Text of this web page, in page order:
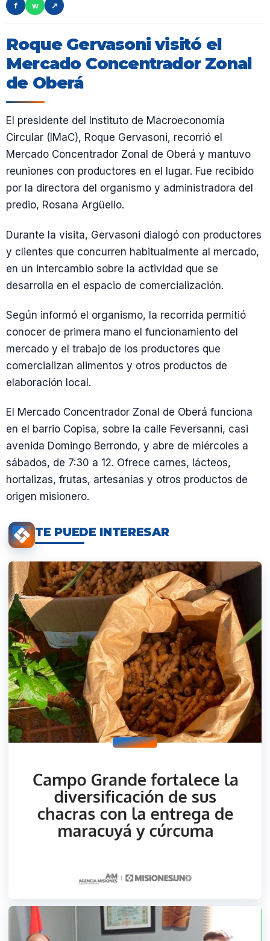
f
w ↗
Roque Gervasoni visitó el
Mercado Concentrador Zonal
de Oberá
El presidente del Instituto de Macroeconomía
Circular (IMaC), Roque Gervasoni, recorrió el
Mercado Concentrador Zonal de Oberá y mantuvo
reuniones con productores en el lugar. Fue recibido
por la directora del organismo y administradora del
predio, Rosana Argüello.
Durante la visita, Gervasoni dialogó con productores
y clientes que concurren habitualmente al mercado,
en un intercambio sobre la actividad que se
desarrolla en el espacio de comercialización.
Según informó el organismo, la recorrida permitió
conocer de primera mano el funcionamiento del
mercado y el trabajo de los productores que
comercializan alimentos y otros productos de
elaboración local.
El Mercado Concentrador Zonal de Oberá funciona
en el barrio Copisa, sobre la calle Feversanni, casi
avenida Domingo Berrondo, y abre de miércoles a
sábados, de 7:30 a 12. Ofrece carnes, lácteos,
hortalizas, frutas, artesanías y otros productos de
origen misionero.
TE PUEDE INTERESAR